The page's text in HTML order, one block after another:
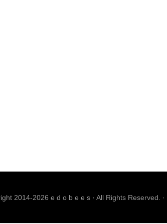
2014-2026 e d o b e e s · All Rights Reserved. ·